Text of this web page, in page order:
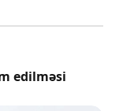
edilməsi